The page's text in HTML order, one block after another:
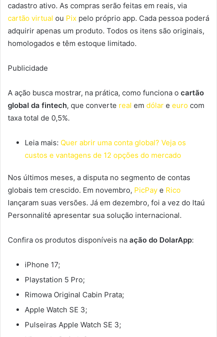
cadastro ativo. As compras serão feitas em reais, via
cartão virtual ou Pix pelo próprio app. Cada pessoa poderá
adquirir apenas um produto. Todos os itens são originais,
homologados e têm estoque limitado.
Publicidade
A ação busca mostrar, na prática, como funciona o cartão
global da fintech, que converte real em dólar e euro com
taxa total de 0,5%.
Leia mais: Quer abrir uma conta global? Veja os
custos e vantagens de 12 opções do mercado
Nos últimos meses, a disputa no segmento de contas
globais tem crescido. Em novembro, PicPay e Rico
lançaram suas versões. Já em dezembro, foi a vez do Itaú
Personnalité apresentar sua solução internacional.
Confira os produtos disponíveis na ação do DolarApp:
iPhone 17;
Playstation 5 Pro;
Rimowa Original Cabin Prata;
Apple Watch SE 3;
Pulseiras Apple Watch SE 3;